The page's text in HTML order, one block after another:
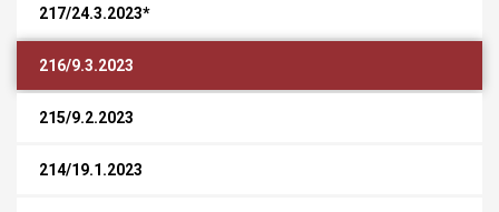
217/24.3.2023*
216/9.3.2023
215/9.2.2023
214/19.1.2023